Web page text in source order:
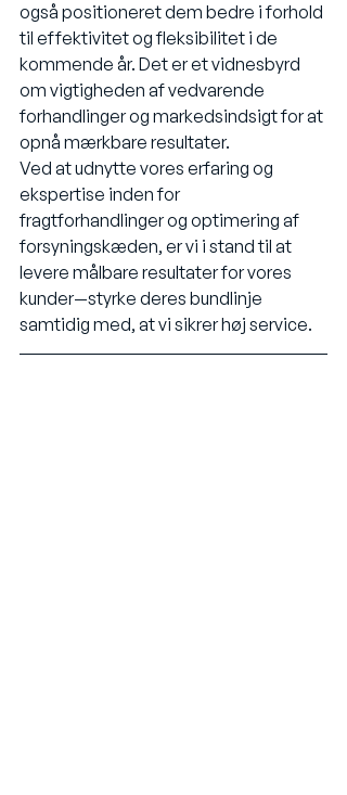
også positioneret dem bedre i forhold
til effektivitet og fleksibilitet i de
kommende år. Det er et vidnesbyrd
om vigtigheden af vedvarende
forhandlinger og markedsindsigt for at
opnå mærkbare resultater.
Ved at udnytte vores erfaring og
ekspertise inden for
fragtforhandlinger og optimering af
forsyningskæden, er vi i stand til at
levere målbare resultater for vores
kunder—styrke deres bundlinje
samtidig med, at vi sikrer høj service.